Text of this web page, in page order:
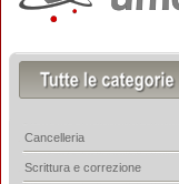
Cancelleria
Scrittura e correzione